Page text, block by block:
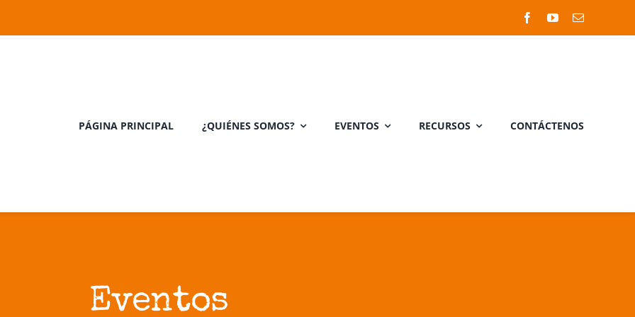
PÁGINA PRINCIPAL ¿QUIÉNES SOMOS? EVENTOS RECURSOS CONTÁCTENOS
Eventos